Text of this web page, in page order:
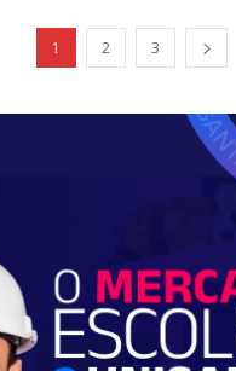
1 2 3